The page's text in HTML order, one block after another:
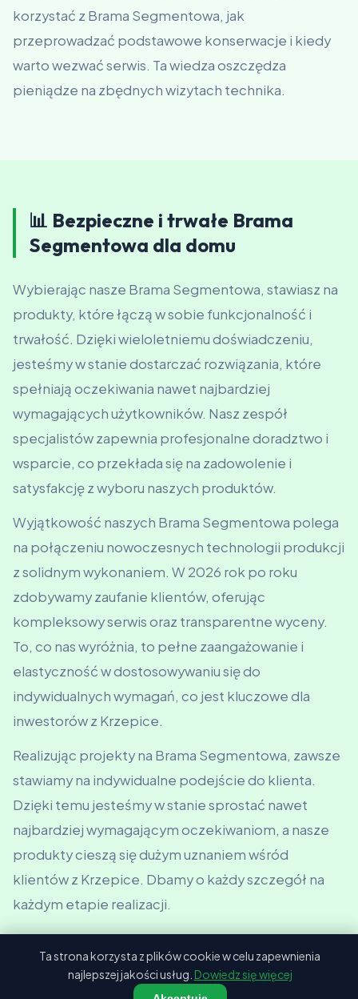
korzystać z Brama Segmentowa, jak
przeprowadzać podstawowe konserwacje i kiedy
warto wezwać serwis. Ta wiedza oszczędza
pieniądze na zbędnych wizytach technika.
📊 Bezpieczne i trwałe Brama
Segmentowa dla domu
Wybierając nasze Brama Segmentowa, stawiasz na
produkty, które łączą w sobie funkcjonalność i
trwałość. Dzięki wieloletniemu doświadczeniu,
jesteśmy w stanie dostarczać rozwiązania, które
spełniają oczekiwania nawet najbardziej
wymagających użytkowników. Nasz zespół
specjalistów zapewnia profesjonalne doradztwo i
wsparcie, co przekłada się na zadowolenie i
satysfakcję z wyboru naszych produktów.
Wyjątkowość naszych Brama Segmentowa polega
na połączeniu nowoczesnych technologii produkcji
z solidnym wykonaniem. W 2026 rok po roku
zdobywamy zaufanie klientów, oferując
kompleksowy serwis oraz transparentne wyceny.
To, co nas wyróżnia, to pełne zaangażowanie i
elastyczność w dostosowywaniu się do
indywidualnych wymagań, co jest kluczowe dla
inwestorów z Krzepice.
Realizując projekty na Brama Segmentowa, zawsze
stawiamy na indywidualne podejście do klienta.
Dzięki temu jesteśmy w stanie sprostać nawet
najbardziej wymagającym oczekiwaniom, a nasze
produkty cieszą się dużym uznaniem wśród
klientów z Krzepice. Dbamy o każdy szczegół na
każdym etapie realizacji.
Ta strona korzysta z plików cookie w celu zapewnienia
najlepszej jakości usług. Dowiedz się więcej